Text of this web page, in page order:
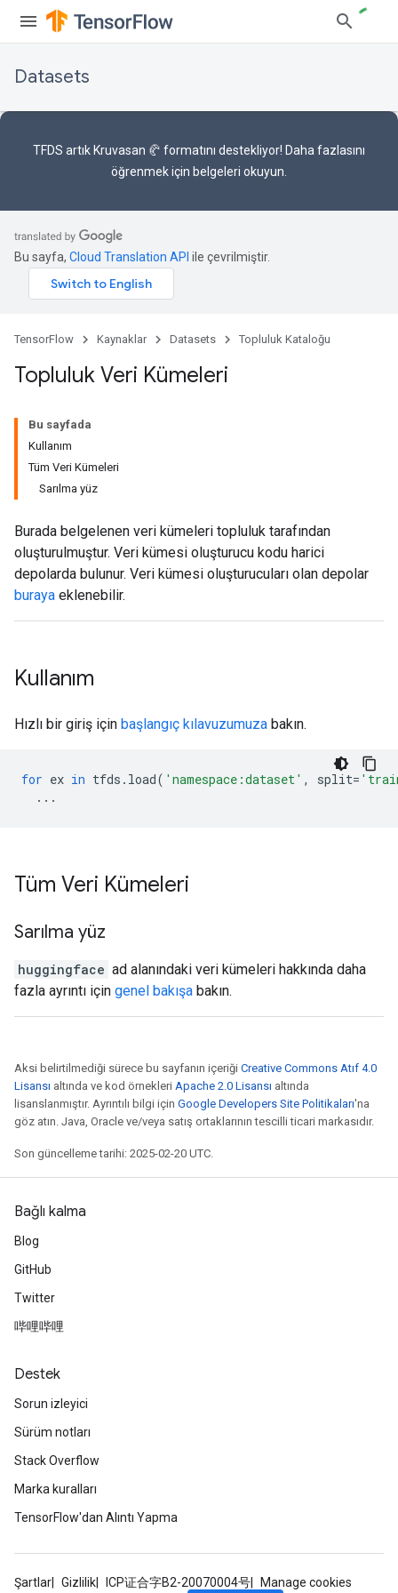
Datasets
TFDS artık Kruvasan 🥐 formatını destekliyor! Daha fazlasını
öğrenmek için belgeleri okuyun.
Bu sayfa, Cloud Translation API ile çevrilmiştir.
TensorFlow Kaynaklar Datasets Topluluk Kataloğu
Topluluk Veri Kümeleri
Bu sayfada
Kullanım
Tüm Veri Kümeleri
Sarılma yüz
Burada belgelenen veri kümeleri topluluk tarafından
oluşturulmuştur. Veri kümesi oluşturucu kodu harici
depolarda bulunur. Veri kümesi oluşturucuları olan depolar
buraya eklenebilir.
Kullanım
Hızlı bir giriş için başlangıç ​​kılavuzumuza bakın.
for ex in tfds . load( 'namespace:dataset' , split=
...
Tüm Veri Kümeleri
Sarılma yüz
huggingface ad alanındaki veri kümeleri hakkında daha
fazla ayrıntı için genel bakışa bakın.
Aksi belirtilmediği sürece bu sayfanın içeriği Creative Commons Atıf 4.0
Lisansı altında ve kod örnekleri Apache 2.0 Lisansı altında
lisanslanmıştır. Ayrıntılı bilgi için Google Developers Site Politikaları'na
göz atın. Java, Oracle ve/veya satış ortaklarının tescilli ticari markasıdır.
Son güncelleme tarihi: 2025-02-20 UTC.
Bağlı kalma
Blog
GitHub
Twitter
哔哩哔哩
Destek
Sorun izleyici
Sürüm notları
Stack Overflow
Marka kuralları
TensorFlow'dan Alıntı Yapma
Şartlar Gizlilik ICP证合字B2-20070004号 Manage cookies